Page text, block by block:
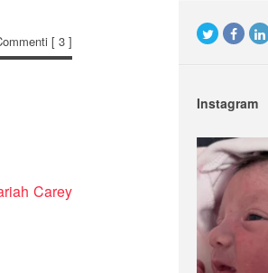
[ 3 ]
Carey
Instagram